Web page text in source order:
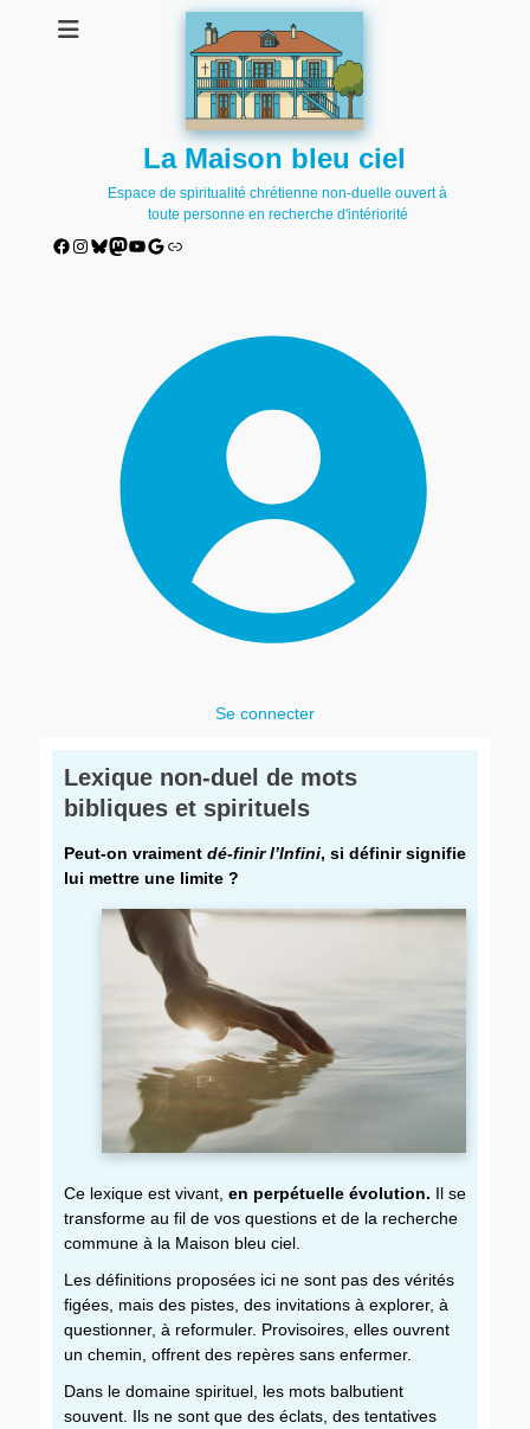
La Maison bleu ciel
Espace de spiritualité chrétienne non-duelle ouvert à
toute personne en recherche d'intériorité
Facebook
Instagram
Bluesky
Mastodon
YouTube
Google
Lien
Se connecter
Lexique non-duel de mots
bibliques et spirituels
Peut-on vraiment dé-finir l’Infini, si définir signifie
lui mettre une limite ?
Ce lexique est vivant, en perpétuelle évolution. Il se
transforme au fil de vos questions et de la recherche
commune à la Maison bleu ciel.
Les définitions proposées ici ne sont pas des vérités
figées, mais des pistes, des invitations à explorer, à
questionner, à reformuler. Provisoires, elles ouvrent
un chemin, offrent des repères sans enfermer.
Dans le domaine spirituel, les mots balbutient
souvent. Ils ne sont que des éclats, des tentatives